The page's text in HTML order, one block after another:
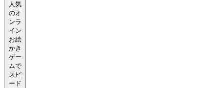
人気
のオ
ンラ
イン
お絵
かき
ゲー
ムで
スピ
ード